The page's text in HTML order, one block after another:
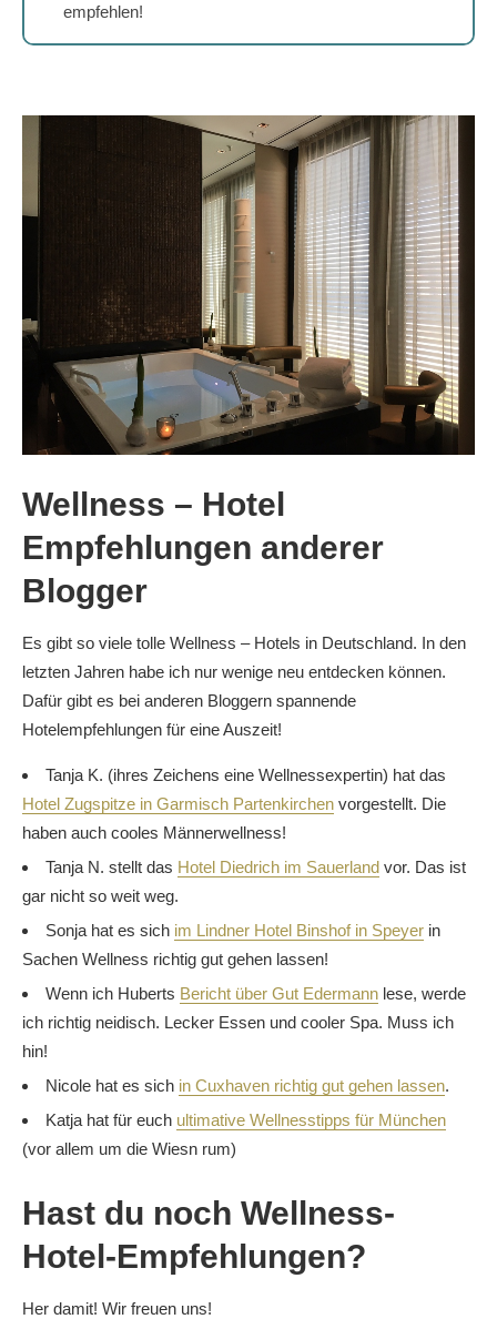
empfehlen!
Wellness – Hotel
Empfehlungen anderer
Blogger
Es gibt so viele tolle Wellness – Hotels in Deutschland. In den
letzten Jahren habe ich nur wenige neu entdecken können.
Dafür gibt es bei anderen Bloggern spannende
Hotelempfehlungen für eine Auszeit!
Tanja K. (ihres Zeichens eine Wellnessexpertin) hat das
Hotel Zugspitze in Garmisch Partenkirchen vorgestellt. Die
haben auch cooles Männerwellness!
Tanja N. stellt das Hotel Diedrich im Sauerland vor. Das ist
gar nicht so weit weg.
Sonja hat es sich im Lindner Hotel Binshof in Speyer in
Sachen Wellness richtig gut gehen lassen!
Wenn ich Huberts Bericht über Gut Edermann lese, werde
ich richtig neidisch. Lecker Essen und cooler Spa. Muss ich
hin!
Nicole hat es sich in Cuxhaven richtig gut gehen lassen.
Katja hat für euch ultimative Wellnesstipps für München
(vor allem um die Wiesn rum)
Hast du noch Wellness-
Hotel-Empfehlungen?
Her damit! Wir freuen uns!